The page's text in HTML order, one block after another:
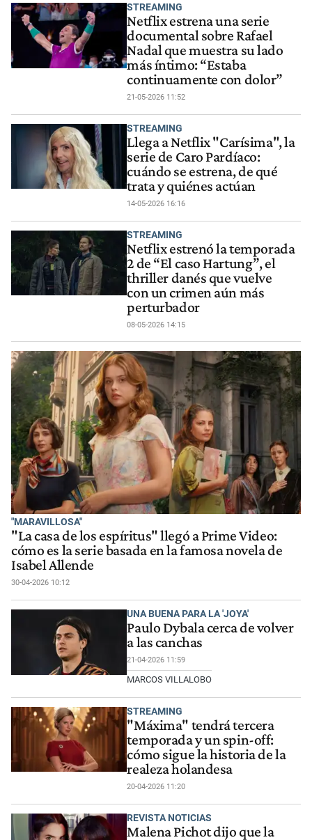
STREAMING
Netflix estrena una serie
documental sobre Rafael
Nadal que muestra su lado
más íntimo: “Estaba
continuamente con dolor”
21-05-2026 11:52
STREAMING
Llega a Netflix "Carísima", la
serie de Caro Pardíaco:
cuándo se estrena, de qué
trata y quiénes actúan
14-05-2026 16:16
STREAMING
Netflix estrenó la temporada
2 de “El caso Hartung”, el
thriller danés que vuelve
con un crimen aún más
perturbador
08-05-2026 14:15
"MARAVILLOSA"
"La casa de los espíritus" llegó a Prime Video:
cómo es la serie basada en la famosa novela de
Isabel Allende
30-04-2026 10:12
UNA BUENA PARA LA 'JOYA'
Paulo Dybala cerca de volver
a las canchas
21-04-2026 11:59
MARCOS VILLALOBO
STREAMING
"Máxima" tendrá tercera
temporada y un spin-off:
cómo sigue la historia de la
realeza holandesa
20-04-2026 11:20
REVISTA NOTICIAS
Malena Pichot dijo que la